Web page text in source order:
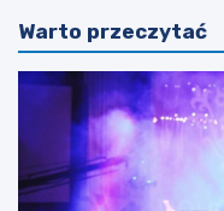
Warto przeczytać